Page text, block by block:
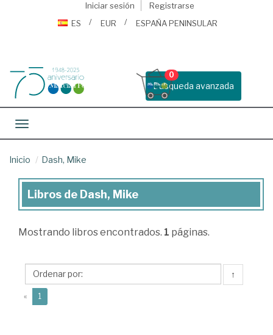
Iniciar sesión
Registrarse
ES
EUR ESPAÑA PENINSULAR
Busqueda avanzada
0
Toggle navigation
Inicio Dash, Mike
Libros
Dash,
Libros de Dash, Mike
Mostrando libros encontrados. 1 páginas.
↑
« 1